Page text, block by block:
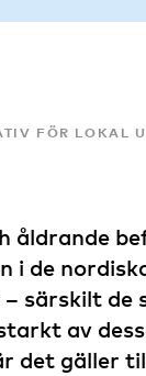
FÖR LOKAL
åldrande
i de
särskilt de
av
det gäller